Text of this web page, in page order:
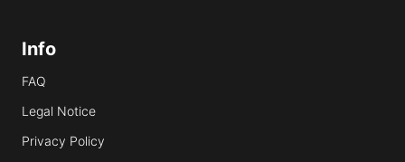
Info
FAQ
Legal Notice
Privacy Policy